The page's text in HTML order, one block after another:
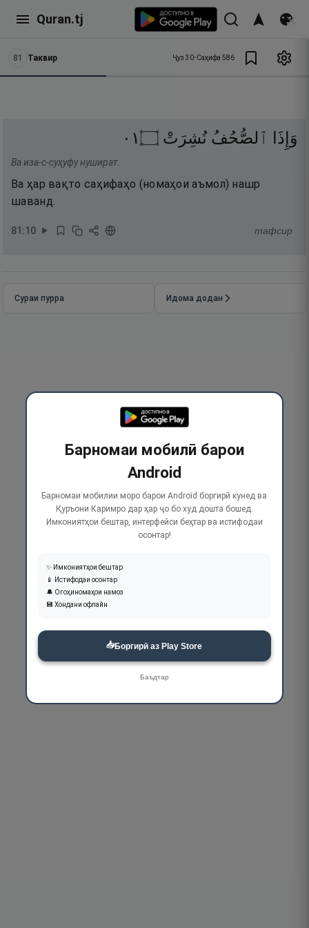
Quran.tj
81 Таквир Ҷуз 30•Саҳифа 586
وَإِذَا ٱلصُّحُفُ نُشِرَتْ ۝١٠
Ва иза-с-суҳуфу нушират.
Ва ҳар вақто саҳифаҳо (номаҳои аъмол) нашр
шаванд.
81:10 тафсир
Сураи пурра Идома додан
Барномаи мобилӣ барои
Android
Барномаи мобилии моро барои Android боргирӣ кунед ва
Қуръони Каримро дар ҳар ҷо бо худ дошта бошед.
Имкониятҳои бештар, интерфейси беҳтар ва истифодаи
осонтар!
✨ Имкониятҳои бештар
📱 Истифодаи осонтар
🔔 Огоҳиномаҳои намоз
💾 Хондани офлайн
📥Боргирӣ аз Play Store
Баъдтар